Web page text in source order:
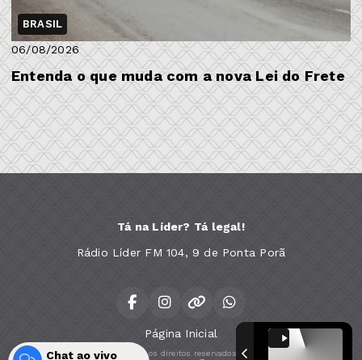
BRASIL
06/08/2026
Entenda o que muda com a nova Lei do Frete
Tá na Líder? Tá legal!
Rádio Líder FM 104, 9 de Ponta Porã
Página Inicial
Todos os direitos reservados.
Chat ao vivo